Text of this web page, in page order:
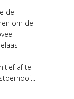
de
om de
af te